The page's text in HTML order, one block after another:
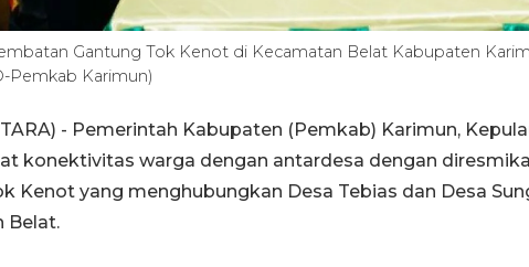
Gantung Tok Kenot di Kecamatan Belat Kabupaten
Pemkab Karimun)
- Pemerintah Kabupaten (Pemkab) Karimun,
konektivitas warga dengan antardesa dengan
Kenot yang menghubungkan Desa Tebias dan Desa
Belat.